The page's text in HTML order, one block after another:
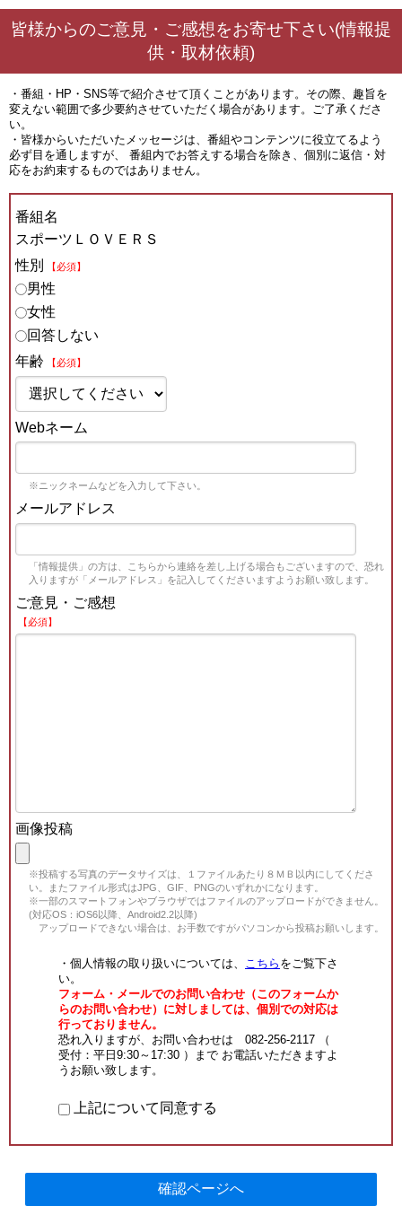
皆様からのご意見・ご感想をお寄せ下さい(情報提
供・取材依頼)
・番組・HP・SNS等で紹介させて頂くことがあります。その際、趣旨を
変えない範囲で多少要約させていただく場合があります。ご了承くださ
い。
・皆様からいただいたメッセージは、番組やコンテンツに役立てるよう
必ず目を通しますが、 番組内でお答えする場合を除き、個別に返信・対
応をお約束するものではありません。
番組名
スポーツＬＯＶＥＲＳ
性別
【必須】
男性
女性
回答しない
年齢
【必須】
Webネーム
※ニックネームなどを入力して下さい。
メールアドレス
「情報提供」の方は、こちらから連絡を差し上げる場合もございますので、恐れ
入りますが「メールアドレス」を記入してくださいますようお願い致します。
ご意見・ご感想
【必須】
画像投稿
※投稿する写真のデータサイズは、１ファイルあたり８ＭＢ以内にしてくださ
い。またファイル形式はJPG、GIF、PNGのいずれかになります。
※一部のスマートフォンやブラウザではファイルのアップロードができません。
(対応OS：iOS6以降、Android2.2以降)
アップロードできない場合は、お手数ですがパソコンから投稿お願いします。
・個人情報の取り扱いについては、 こちら をご覧下さ
い。
フォーム・メールでのお問い合わせ（このフォームか
らのお問い合わせ）に対しましては、個別での対応は
行っておりません。
恐れ入りますが、お問い合わせは 082-256-2117 （
受付：平日9:30～17:30 ）まで お電話いただきますよ
うお願い致します。
上記について同意する
確認ページへ